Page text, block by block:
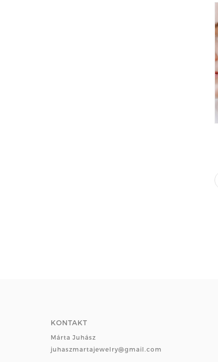
KONTAKT
Márta Juhász
juhaszmartajewelry@gmail.com